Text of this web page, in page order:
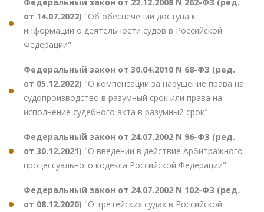
Федеральный закон от 22.12.2008 N 262-ФЗ (ред.
от 14.07.2022) "Об обеспечении доступа к
информации о деятельности судов в Российской
Федерации"
Федеральный закон от 30.04.2010 N 68-ФЗ (ред.
от 05.12.2022) "О компенсации за нарушение права на
судопроизводство в разумный срок или права на
исполнение судебного акта в разумный срок"
Федеральный закон от 24.07.2002 N 96-ФЗ (ред.
от 30.12.2021) "О введении в действие Арбитражного
процессуального кодекса Российской Федерации"
Федеральный закон от 24.07.2002 N 102-ФЗ (ред.
от 08.12.2020) "О третейских судах в Российской